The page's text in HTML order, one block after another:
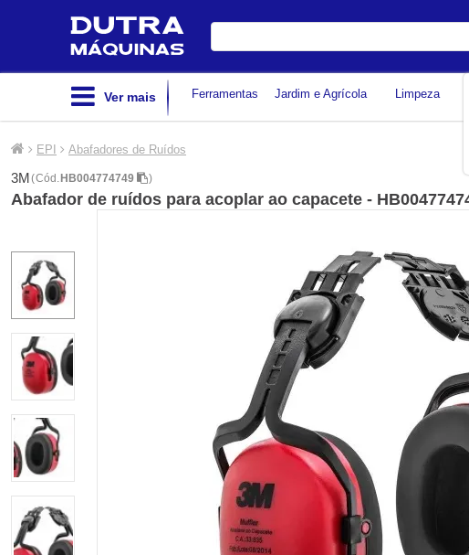
Digite
Ver mais Ferramentas Jardim e Agrícola Limpeza
EPI Abafadores de Ruídos
3M(Cód. HB004774749 )
Abafador de ruídos para acoplar ao capacete -